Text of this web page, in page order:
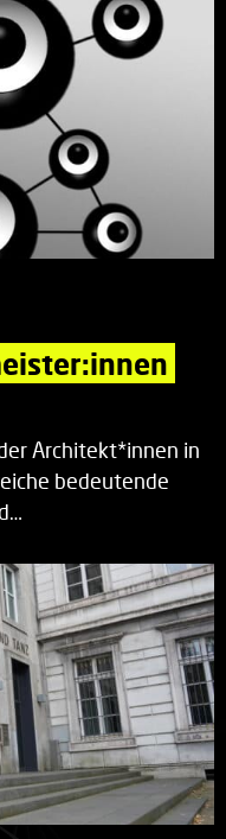
Architekt*innen in
bedeutende